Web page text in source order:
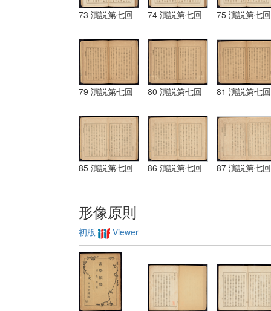
73 演説第七回 74 演説第七回 75 演説第七回
79 演説第七回 80 演説第七回 81 演説第七回
85 演説第七回 86 演説第七回 87 演説第七回
形像原則
初版 Viewer